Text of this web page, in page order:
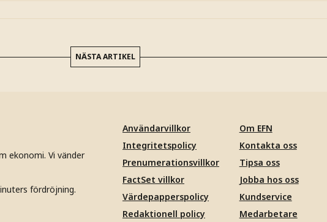
NÄSTA ARTIKEL
ekonomi. Vi vänder
fördröjning.
Användarvillkor
Integritetspolicy
Prenumerationsvillkor
FactSet villkor
Värdepapperspolicy
Redaktionell policy
Om EFN
Kontakta oss
Tipsa oss
Jobba hos oss
Kundservice
Medarbetare